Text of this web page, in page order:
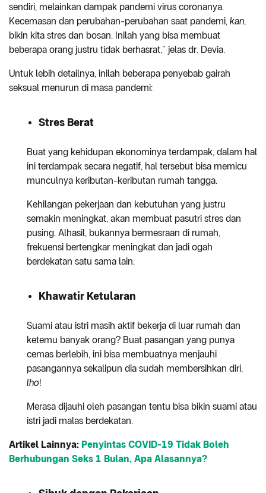
sendiri, melainkan dampak pandemi virus coronanya.
Kecemasan dan perubahan-perubahan saat pandemi, kan,
bikin kita stres dan bosan. Inilah yang bisa membuat
beberapa orang justru tidak berhasrat,” jelas dr. Devia.
Untuk lebih detailnya, inilah beberapa penyebab gairah
seksual menurun di masa pandemi:
Stres Berat
Buat yang kehidupan ekonominya terdampak, dalam hal
ini terdampak secara negatif, hal tersebut bisa memicu
munculnya keributan-keributan rumah tangga.
Kehilangan pekerjaan dan kebutuhan yang justru
semakin meningkat, akan membuat pasutri stres dan
pusing. Alhasil, bukannya bermesraan di rumah,
frekuensi bertengkar meningkat dan jadi ogah
berdekatan satu sama lain.
Khawatir Ketularan
Suami atau istri masih aktif bekerja di luar rumah dan
ketemu banyak orang? Buat pasangan yang punya
cemas berlebih, ini bisa membuatnya menjauhi
pasangannya sekalipun dia sudah membersihkan diri,
lho!
Merasa dijauhi oleh pasangan tentu bisa bikin suami atau
istri jadi malas berdekatan.
Artikel Lainnya: Penyintas COVID-19 Tidak Boleh
Berhubungan Seks 1 Bulan, Apa Alasannya?